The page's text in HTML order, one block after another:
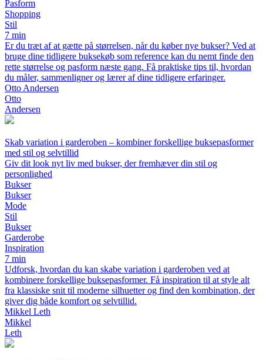
Pasform
Shopping
Stil
7 min
Er du træt af at gætte på størrelsen, når du køber nye bukser? Ved at
bruge dine tidligere buksekøb som reference kan du nemt finde den
rette størrelse og pasform næste gang. Få praktiske tips til, hvordan
du måler, sammenligner og lærer af dine tidligere erfaringer.
Otto Andersen
Otto
Andersen
Skab variation i garderoben – kombiner forskellige buksepasformer
med stil og selvtillid
Giv dit look nyt liv med bukser, der fremhæver din stil og
personlighed
Bukser
Bukser
Mode
Stil
Bukser
Garderobe
Inspiration
7 min
Udforsk, hvordan du kan skabe variation i garderoben ved at
kombinere forskellige buksepasformer. Få inspiration til at style alt
fra klassiske snit til moderne silhuetter og find den kombination, der
giver dig både komfort og selvtillid.
Mikkel Leth
Mikkel
Leth